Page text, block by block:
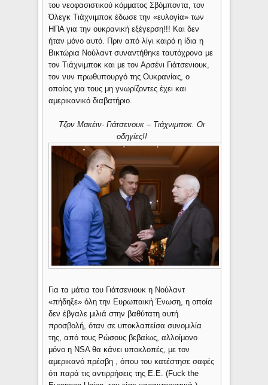
του νεοφασιστικού κόμματος Σβόμποντα, τον
Όλεγκ Τιάχνιμποκ έδωσε την «ευλογία» των
ΗΠΑ για την ουκρανική εξέγερση!!! Και δεν
ήταν μόνο αυτό. Πριν από λίγι καιρό η ίδια η
Βικτώρια Νούλαντ συναντήθηκε ταυτόχρονα με
τον Τιάχνιμποκ και με τον Αρσένι Γιάτσενιουκ,
τον νυν πρωθυπουργό της Ουκρανίας, ο
οποίος για τους μη γνωρίζοντες έχει και
αμερικανικό διαβατήριο.
Τζον Μακέιν- Γιάτσενουκ – Τιάχνιμποκ. Οι
οδηγίες!!
Για τα μάτια του Γιάτσενιουκ η Νούλαντ
«πήδηξε» όλη την Ευρωπαική Ένωση, η οποία
δεν έβγαλε μιλιά στην βαθύτατη αυτή
προσβολή, όταν σε υποκλαπείσα συνομιλία
της, από τους Ρώσους βεβαίως, αλλοίμονο
μόνο η NSA θα κάνει υποκλοπές, με τον
αμερικανό πρέσβη , όπου του κατέστησε σαφές
ότι παρά τις αντιρρήσεις της Ε.Ε. (Fuck the